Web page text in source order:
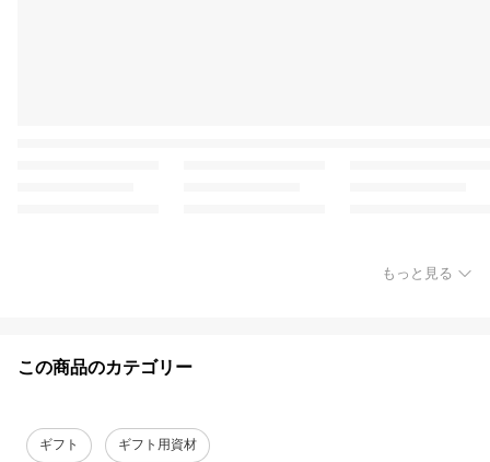
もっと見る
この商品のカテゴリー
ギフト ギフト用資材